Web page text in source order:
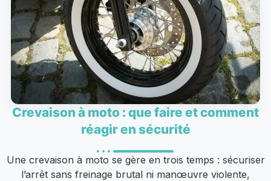
Crevaison à moto : que faire et comment
réagir en sécurité
Une crevaison à moto se gère en trois temps : sécuriser
l’arrêt sans freinage brutal ni manœuvre violente,